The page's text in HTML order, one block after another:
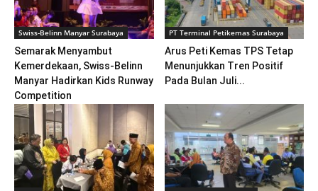
Swiss-Belinn Manyar Surabaya
Semarak Menyambut
Kemerdekaan, Swiss-Belinn
Manyar Hadirkan Kids Runway
Competition
PT Terminal Petikemas Surabaya
Arus Peti Kemas TPS Tetap
Menunjukkan Tren Positif
Pada Bulan Juli...